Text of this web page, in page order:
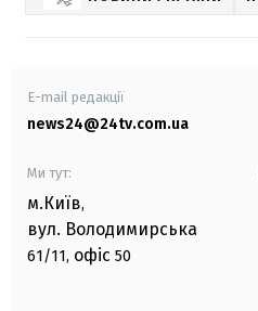
E-mail редакції
news24@24tv.com.ua
Ми тут:
м.Київ,
вул. Володимирська
61/11, офіс 50